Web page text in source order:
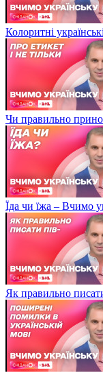
Колоритні
Чи правильно
Їда чи їжа – Вчимо
Як правильно